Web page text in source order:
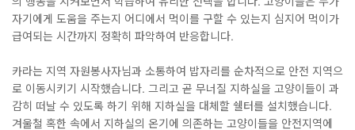
자기에게 도움을 주는지 어디에서 먹이를 구할 수 있는지 심지어 먹이가
급여되는 시간까지 정확히 파악하여 반응합니다.
카라는 지역 자원봉사자님과 소통하여 밥자리를 순차적으로 안전 지역으
로 이동시키기 시작했습니다. 그리고 곧 무너질 지하실을 고양이들이 과
감히 떠날 수 있도록 하기 위해 지하실을 대체할 쉘터를 설치했습니다.
겨울철 혹한 속에서 지하실의 온기에 의존하는 고양이들을 안전지역에